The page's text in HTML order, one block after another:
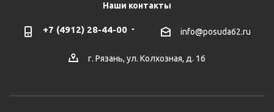
Наши контакты
+7 (4912) 28-44-00 info@posuda62.ru
г. Рязань, ул. Колхозная, д. 16